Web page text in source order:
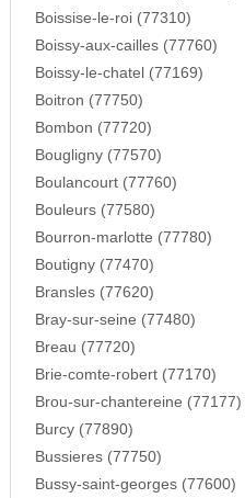
Boissise-le-roi (77310)
Boissy-aux-cailles (77760)
Boissy-le-chatel (77169)
Boitron (77750)
Bombon (77720)
Bougligny (77570)
Boulancourt (77760)
Bouleurs (77580)
Bourron-marlotte (77780)
Boutigny (77470)
Bransles (77620)
Bray-sur-seine (77480)
Breau (77720)
Brie-comte-robert (77170)
Brou-sur-chantereine (77177)
Burcy (77890)
Bussieres (77750)
Bussy-saint-georges (77600)